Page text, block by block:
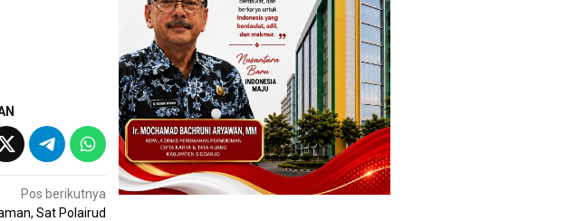
Pos berikutnya
Sat Polairud